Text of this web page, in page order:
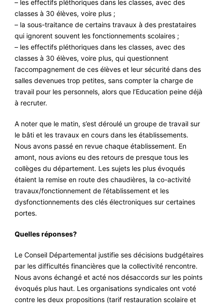
– les effectifs pléthoriques dans les classes, avec des
classes à 30 élèves, voire plus ;
– la sous-traitance de certains travaux à des prestataires
qui ignorent souvent les fonctionnements scolaires ;
– les effectifs pléthoriques dans les classes, avec des
classes à 30 élèves, voire plus, qui questionnent
l’accompagnement de ces élèves et leur sécurité dans des
salles devenues trop petites, sans compter la charge de
travail pour les personnels, alors que l’Education peine déjà
à recruter.
A noter que le matin, s’est déroulé un groupe de travail sur
le bâti et les travaux en cours dans les établissements.
Nous avons passé en revue chaque établissement. En
amont, nous avions eu des retours de presque tous les
collèges du département. Les sujets les plus évoqués
étaient la remise en route des chaudières, la co-activité
travaux/fonctionnement de l’établissement et les
dysfonctionnements des clés électroniques sur certaines
portes.
Quelles réponses?
Le Conseil Départemental justifie ses décisions budgétaires
par les difficultés financières que la collectivité rencontre.
Nous avons échangé et acté nos désaccords sur les points
évoqués plus haut. Les organisations syndicales ont voté
contre les deux propositions (tarif restauration scolaire et